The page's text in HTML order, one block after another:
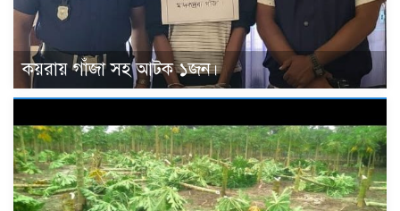
কয়রায় গাঁজা সহ আটক ১জন।